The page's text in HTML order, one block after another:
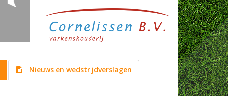
Nieuws en wedstrijdverslagen